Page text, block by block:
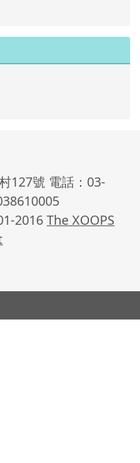
127號 電話：03-
2016 The XOOPS